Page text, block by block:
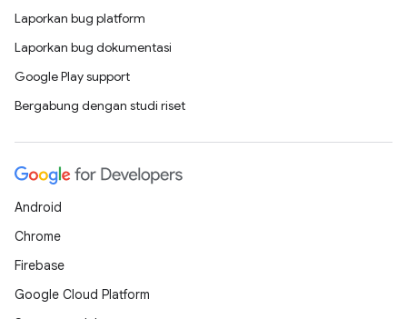
Laporkan bug platform
Laporkan bug dokumentasi
Google Play support
Bergabung dengan studi riset
Android
Chrome
Firebase
Google Cloud Platform